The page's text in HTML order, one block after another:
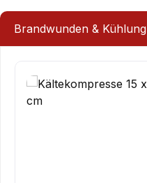
Brandwunden & Kühlung